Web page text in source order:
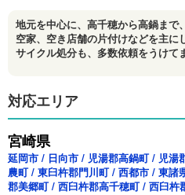
地元を中心に、高千穂から高鍋まで
空家、空き店舗の片付けなどを主に
サイクル処分も、多数依頼をうけて
対応エリア
宮崎県
延岡市 / 日向市 / 児湯郡高鍋町/ 児湯
農町/ 東臼杵郡門川町/ 西都市 / 東諸
郡美郷町/ 西臼杵郡高千穂町/ 西臼杵